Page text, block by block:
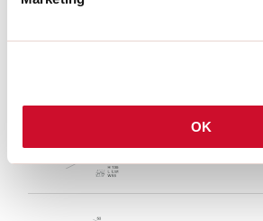
OK
108679.21